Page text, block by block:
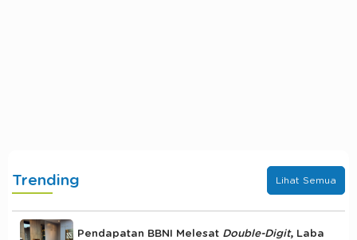
Trending Lihat Semua
Pendapatan BBNI Melesat Double-Digit, Laba